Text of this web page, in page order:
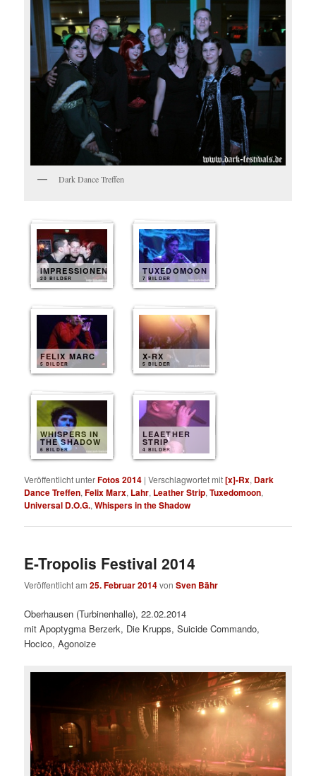
Dark Dance Treffen
IMPRESSIONEN
20 BILDER
TUXEDOMOON
7 BILDER
FELIX MARC
5 BILDER
X-RX
5 BILDER
WHISPERS IN
THE SHADOW
6 BILDER
LEAETHER
STRIP
4 BILDER
Veröffentlicht unterFotos 2014 |Verschlagwortet mit[x]-Rx, Dark
Dance Treffen,Felix Marx, Lahr, Leather Strip,Tuxedomoon,
Universal D.O.G.,Whispers in the Shadow
E-Tropolis Festival 2014
Veröffentlicht am25. Februar 2014vonSven Bähr
Oberhausen (Turbinenhalle), 22.02.2014
mit Apoptygma Berzerk, Die Krupps, Suicide Commando,
Hocico, Agonoize